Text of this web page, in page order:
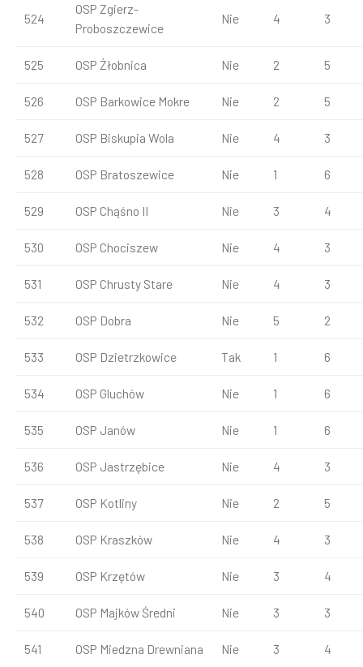
524
OSP Zgierz-
Proboszczewice
Nie 4 3
525 OSP Żłobnica Nie 2 5
526 OSP Barkowice Mokre Nie 2 5
527 OSP Biskupia Wola Nie 4 3
528 OSP Bratoszewice Nie 1 6
529 OSP Chąśno II Nie 3 4
530 OSP Chociszew Nie 4 3
531 OSP Chrusty Stare Nie 4 3
532 OSP Dobra Nie 5 2
533 OSP Dzietrzkowice Tak 1 6
534 OSP Gluchów Nie 1 6
535 OSP Janów Nie 1 6
536 OSP Jastrzębice Nie 4 3
537 OSP Kotliny Nie 2 5
538 OSP Kraszków Nie 4 3
539 OSP Krzętów Nie 3 4
540 OSP Majków Średni Nie 3 3
541 OSP Miedzna Drewniana Nie 3 4